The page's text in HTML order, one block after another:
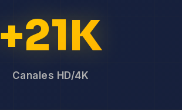
+21K
Canales HD/4K